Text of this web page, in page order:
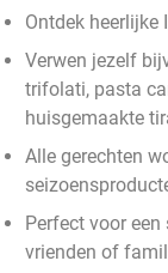
Ontdek heerlijke
Verwen jezelf
trifolati, pasta
huisgemaakte
Alle gerechten
Perfect voor
vrienden of